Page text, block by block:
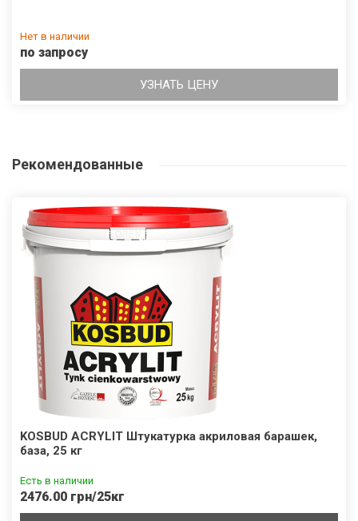
Нет в наличии
по запросу
УЗНАТЬ ЦЕНУ
Рекомендованные
KOSBUD ACRYLIT Штукатурка акриловая барашек,
база, 25 кг
Есть в наличии
2476.00 грн/25кг